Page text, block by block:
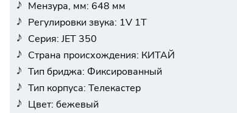
Мензура, мм: 648 мм
Регулировки звука: 1V 1T
Серия: JET 350
Страна происхождения: КИТАЙ
Тип бриджа: Фиксированный
Тип корпуса: Телекастер
Цвет: бежевый